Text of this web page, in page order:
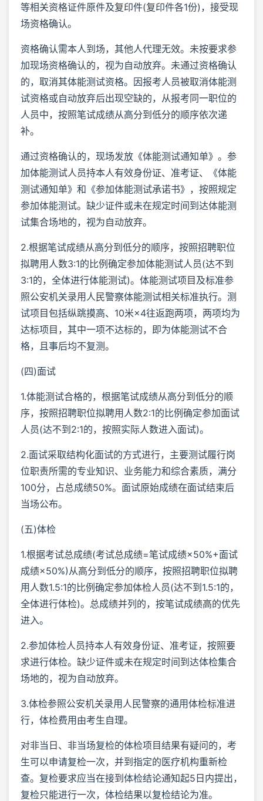
等相关资格证件原件及复印件(复印件各1份)，接受现
场资格确认。
资格确认需本人到场，其他人代理无效。未按要求参
加现场资格确认的，视为自动放弃。未通过资格确认
的，取消其体能测试资格。因报考人员被取消体能测
试资格或自动放弃后出现空缺的，从报考同一职位的
人员中，按照笔试成绩从高分到低分的顺序依次递
补。
通过资格确认的，现场发放《体能测试通知单》。参
加体能测试人员持本人有效身份证、准考证、《体能
测试通知单》和《参加体能测试承诺书》，按照规定
参加体能测试。缺少证件或未在规定时间到达体能测
试集合场地的，视为自动放弃。
2.根据笔试成绩从高分到低分的顺序，按照招聘职位
拟聘用人数3:1的比例确定参加体能测试人员(达不到
3:1的，全体进行体能测试)。体能测试项目及标准参
照公安机关录用人民警察体能测试相关标准执行。测
试项目包括纵跳摸高、10米×4往返跑两项，两项均为
达标项目，其中一项不达标的，即为体能测试不合
格，且事后均不复测。
(四)面试
1.体能测试合格的，根据笔试成绩从高分到低分的顺
序，按照招聘职位拟聘用人数2:1的比例确定参加面试
人员(达不到2:1的，按照实际人数进入面试)。
2.面试采取结构化面试的方式进行，主要测试履行岗
位职责所需的专业知识、业务能力和综合素质，满分
100分，占总成绩50%。面试原始成绩在面试结束后
当场公布。
(五)体检
1.根据考试总成绩(考试总成绩=笔试成绩×50%+面试
成绩×50%)从高分到低分的顺序，按照招聘职位拟聘
用人数1.5:1的比例确定参加体检人员(达不到1.5:1的，
全体进行体检)。总成绩并列的，按笔试成绩高的优先
进入。
2.参加体检人员持本人有效身份证、准考证，按照要
求进行体检。缺少证件或未在规定时间到达体检集合
场地的，视为自动放弃。
3.体检参照公安机关录用人民警察的通用体检标准进
行，体检费用由考生自理。
对非当日、非当场复检的体检项目结果有疑问的，考
生可以申请复检一次，并到指定的医疗机构重新检
查。复检要求应当在接到体检结论通知起5日内提出，
复检只能进行一次，体检结果以复检结论为准。